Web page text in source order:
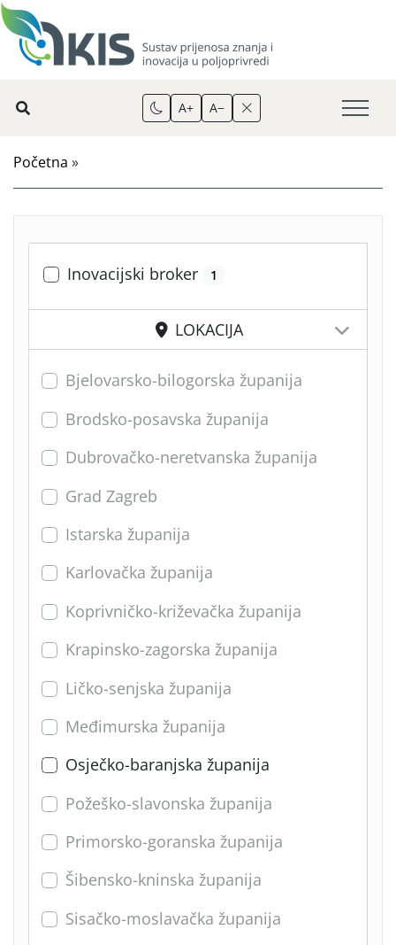
A+ A−
Početna »
Inovacijski broker 1
LOKACIJA
Bjelovarsko-bilogorska županija
Brodsko-posavska županija
Dubrovačko-neretvanska županija
Grad Zagreb
Istarska županija
Karlovačka županija
Koprivničko-križevačka županija
Krapinsko-zagorska županija
Ličko-senjska županija
Međimurska županija
Osječko-baranjska županija
Požeško-slavonska županija
Primorsko-goranska županija
Šibensko-kninska županija
Sisačko-moslavačka županija